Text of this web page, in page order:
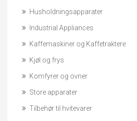
Husholdningsapparater
Industrial Appliances
Kaffemaskiner og Kaffetraktere
Kjøl og frys
Komfyrer og ovner
Store apparater
Tilbehør til hvitevarer